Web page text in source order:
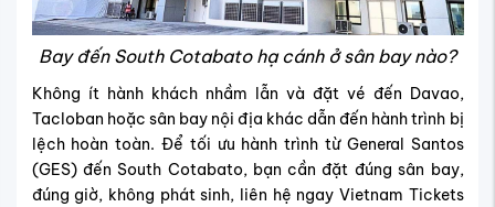
Bay đến South Cotabato hạ cánh ở sân bay nào?
Không ít hành khách nhầm lẫn và đặt vé đến Davao,
Tacloban hoặc sân bay nội địa khác dẫn đến hành trình bị
lệch hoàn toàn. Để tối ưu hành trình từ General Santos
(GES)đến South Cotabato, bạn cần đặt đúng sân bay,
đúng giờ, không phát sinh, liên hệ ngay Vietnam Tickets